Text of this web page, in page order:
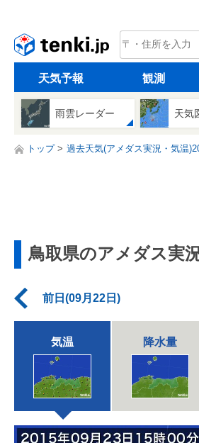
tenki.jp
天気予報 観測
雨雲レーダー 天気
トップ 過去天気(アメダス実況・気温
鳥取県のアメダス実
前日(09月22日)
気温 降水量